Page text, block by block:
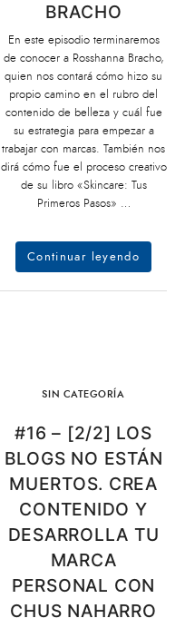
BRACHO
En este episodio terminaremos
de conocer a Rosshanna Bracho,
quien nos contará cómo hizo su
propio camino en el rubro del
contenido de belleza y cuál fue
su estrategia para empezar a
trabajar con marcas. También nos
dirá cómo fue el proceso creativo
de su libro «Skincare: Tus
Primeros Pasos» …
Continuar leyendo
SIN CATEGORÍA
#16 – [2/2] LOS
BLOGS NO ESTÁN
MUERTOS. CREA
CONTENIDO Y
DESARROLLA TU
MARCA
PERSONAL CON
CHUS NAHARRO